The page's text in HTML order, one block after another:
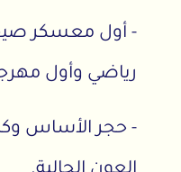
رياضي وأول
- حجر الأساس